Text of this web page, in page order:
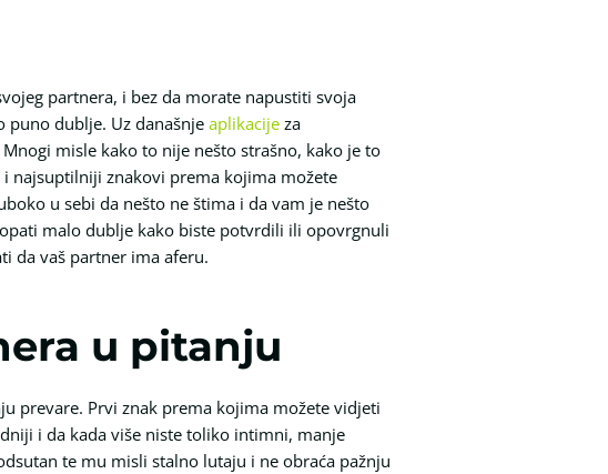
partnera, i bez da morate napustiti svoja
puno dublje. Uz današnje aplikacije za
misle kako to nije nešto strašno, kako je to
najsuptilniji znakovi prema kojima možete
u sebi da nešto ne štima i da vam je nešto
malo dublje kako biste potvrdili ili opovrgnuli
da vaš partner ima aferu.
u pitanju
prevare. Prvi znak prema kojima možete vidjeti
i da kada više niste toliko intimni, manje
te mu misli stalno lutaju i ne obraća pažnju